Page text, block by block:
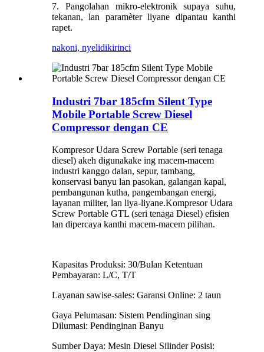
7. Pangolahan mikro-elektronik supaya suhu,
tekanan, lan paramèter liyane dipantau kanthi
rapet.
nakoni, nyelidikirinci
Industri 7bar 185cfm Silent Type
Mobile Portable Screw Diesel
Compressor dengan CE
Kompresor Udara Screw Portable (seri tenaga
diesel) akeh digunakake ing macem-macem
industri kanggo dalan, sepur, tambang,
konservasi banyu lan pasokan, galangan kapal,
pembangunan kutha, pangembangan energi,
layanan militer, lan liya-liyane.Kompresor Udara
Screw Portable GTL (seri tenaga Diesel) efisien
lan dipercaya kanthi macem-macem pilihan.
Kapasitas Produksi: 30/Bulan Ketentuan
Pembayaran: L/C, T/T
Layanan sawise-sales: Garansi Online: 2 taun
Gaya Pelumasan: Sistem Pendinginan sing
Dilumasi: Pendinginan Banyu
Sumber Daya: Mesin Diesel Silinder Posisi: